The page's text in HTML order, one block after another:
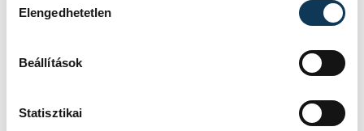
Elengedhetetlen
Beállítások
Statisztikai
reggel. Magyar idő szerint 8:35 körül
a Hold felszínébe csapódott a SpaceX
fokozata. A becsapódást a Földről
szabad szemmel nem lehetett látni, a
szakemberek azonban távcsövekkel
figyelték az eseményt.